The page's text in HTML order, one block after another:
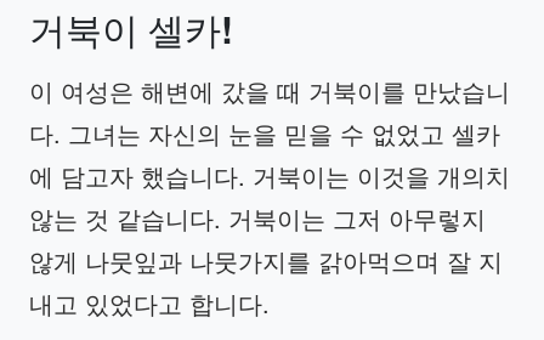
거북이 셀카!
이 여성은 해변에 갔을 때 거북이를 만났습니
다. 그녀는 자신의 눈을 믿을 수 없었고 셀카
에 담고자 했습니다. 거북이는 이것을 개의치
않는 것 같습니다. 거북이는 그저 아무렇지
않게 나뭇잎과 나뭇가지를 갉아먹으며 잘 지
내고 있었다고 합니다.